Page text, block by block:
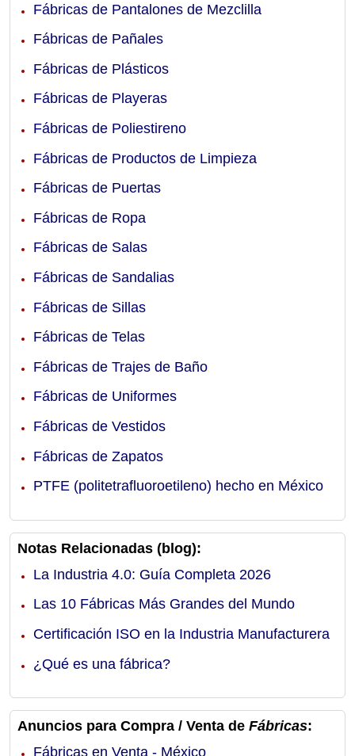
Fábricas de Pantalones de Mezclilla
Fábricas de Pañales
Fábricas de Plásticos
Fábricas de Playeras
Fábricas de Poliestireno
Fábricas de Productos de Limpieza
Fábricas de Puertas
Fábricas de Ropa
Fábricas de Salas
Fábricas de Sandalias
Fábricas de Sillas
Fábricas de Telas
Fábricas de Trajes de Baño
Fábricas de Uniformes
Fábricas de Vestidos
Fábricas de Zapatos
PTFE (politetrafluoroetileno) hecho en México
Notas Relacionadas (blog):
La Industria 4.0: Guía Completa 2026
Las 10 Fábricas Más Grandes del Mundo
Certificación ISO en la Industria Manufacturera
¿Qué es una fábrica?
Anuncios para Compra / Venta de Fábricas:
Fábricas en Venta - México